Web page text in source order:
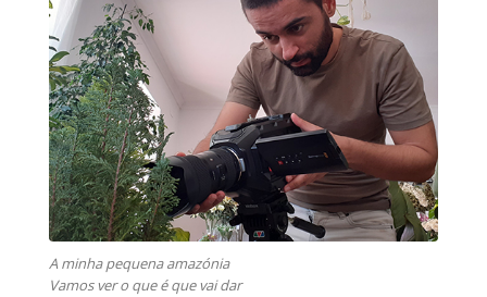
A minha pequena amazónia
Vamos ver o que é que vai dar